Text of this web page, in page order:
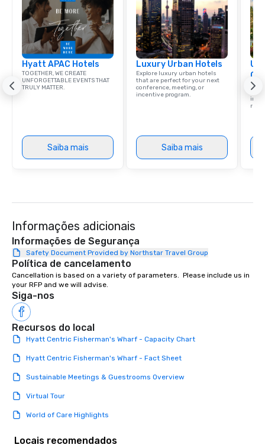
Hyatt APAC Hotels
TOGETHER, WE CREATE
UNFORGETTABLE EVENTS THAT
TRULY MATTER.
Saiba mais
Luxury Urban Hotels
Explore luxury urban hotels
that are perfect for your next
conference, meeting, or
incentive program.
Saiba mais
Find
Informações adicionais
Informações de Segurança
Safety Document Provided by Northstar Travel Group
Política de cancelamento
Cancellation is based on a variety of parameters.  Please include us in
your RFP and we will advise.
Siga-nos
Recursos do local
Hyatt Centric Fisherman's Wharf - Capacity Chart
Hyatt Centric Fisherman's Wharf - Fact Sheet
Sustainable Meetings & Guestrooms Overview
Virtual Tour
World of Care Highlights
Locais recomendados